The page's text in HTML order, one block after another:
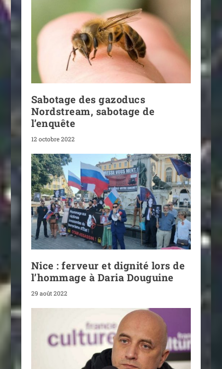
Sabotage des gazoducs
Nordstream, sabotage de
l’enquête
12 octobre 2022
Nice : ferveur et dignité lors de
l’hommage à Daria Douguine
29 août 2022